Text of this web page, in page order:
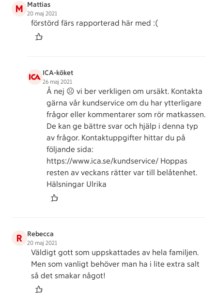
M Mattias
20 maj 2021
förstörd färs rapporterad här med :(
ICA-köket
26 maj 2021
Å nej ☹ vi ber verkligen om ursäkt. Kontakta
gärna vår kundservice om du har ytterligare
frågor eller kommentarer som rör matkassen.
De kan ge bättre svar och hjälp i denna typ
av frågor. Kontaktuppgifter hittar du på
följande sida:
https://www.ica.se/kundservice/ Hoppas
resten av veckans rätter var till belåtenhet.
Hälsningar Ulrika
R Rebecca
20 maj 2021
Väldigt gott som uppskattades av hela familjen.
Men som vanligt behöver man ha i lite extra salt
så det smakar något!